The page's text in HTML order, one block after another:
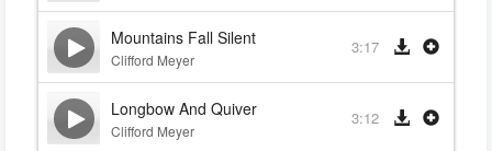
Mountains Fall Silent
Clifford Meyer
3:17
Longbow And Quiver
Clifford Meyer
3:12